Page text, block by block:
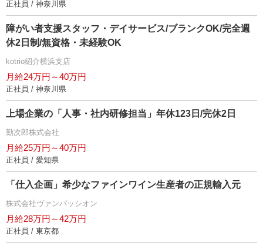
正社員 / 神奈川県
障がい者支援スタッフ・デイサービス/ブランクOK/完全週
休2日制/無資格・未経験OK
kotrio紹介横浜支店
月給24万円～40万円
正社員 / 神奈川県
上場企業の「人事・社内研修担当」年休123日/完休2日
勤次郎株式会社
月給25万円～40万円
正社員 / 愛知県
「仕入企画」希少なファインワイン生産者の正規輸入元
株式会社ヴァンパッシオン
月給28万円～42万円
正社員 / 東京都